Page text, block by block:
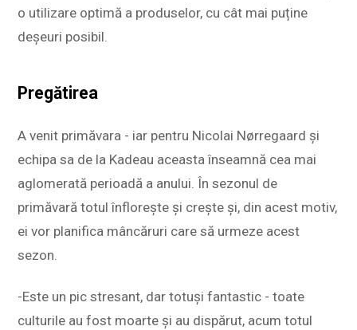
o utilizare optimă a produselor, cu cât mai puține
deșeuri posibil.
Pregătirea
A venit primăvara - iar pentru Nicolai Nørregaard și
echipa sa de la Kadeau aceasta înseamnă cea mai
aglomerată perioadă a anului. În sezonul de
primăvară totul înflorește și crește și, din acest motiv,
ei vor planifica mâncăruri care să urmeze acest
sezon.
-Este un pic stresant, dar totuși fantastic - toate
culturile au fost moarte și au dispărut, acum totul